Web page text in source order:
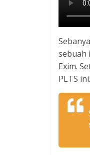
sebuah
Exim.
PLTS ini.